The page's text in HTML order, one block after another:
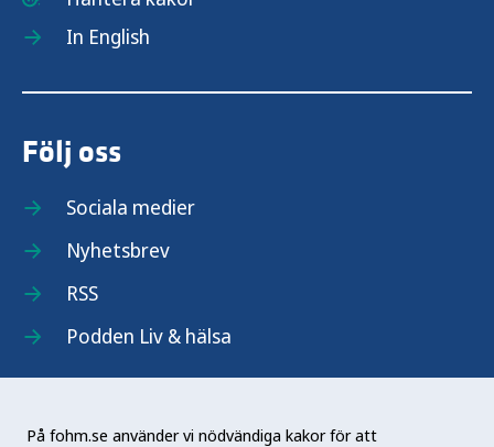
På fohm.se använder vi nödvändiga kakor för att
In English
Följ oss
Sociala medier
Nyhetsbrev
RSS
Podden Liv & hälsa